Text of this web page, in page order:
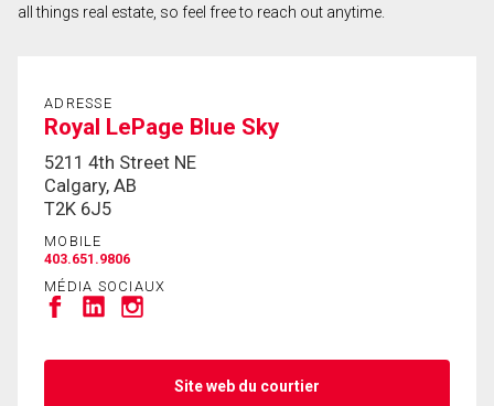
En cliquant sur le bouton « soumettre », vous
nous fournissez l'autorisation écrite de
communiquer avec vous.
all things real estate, so feel free to reach out anytime.
ADRESSE
Royal LePage Blue Sky
5211 4th Street NE
Calgary, AB
T2K 6J5
MOBILE
403.651.9806
MÉDIA SOCIAUX
Site web du courtier